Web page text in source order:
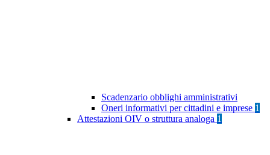
Scadenzario obblighi amministrativi
Oneri informativi per cittadini e imprese 1
Attestazioni OIV o struttura analoga 1